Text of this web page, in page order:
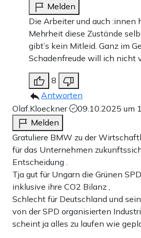
Melden
Die Arbeiter und auch :innen
Mehrheit diese Zustände
gibt’s kein Mitleid. Ganz im
Schadenfreude will ich nicht
8
Antworten
Olaf.Kloeckner
09.10.2025 um
Melden
Gratuliere BMW zu der
für das Unternehmen
Entscheidung .
Tja gut für Ungarn die Grünen
inklusive ihre CO2 Bilanz ,
Schlecht für Deutschland und
von der SPD organisierten
scheint ja alles zu laufen wie